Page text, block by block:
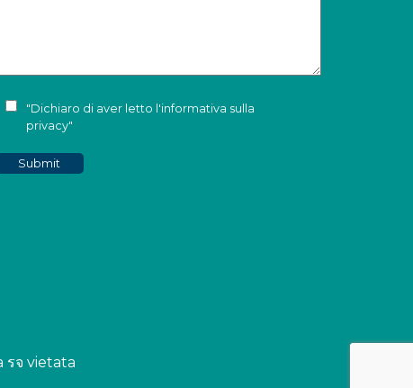
"Dichiaro di aver letto l'informativa sulla
privacy"
รจ vietata